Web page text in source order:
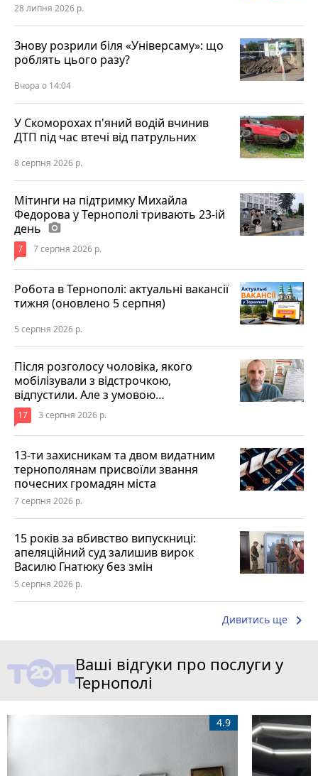
28 липня 2026 р.
Знову розрили біля «Універсаму»: що
роблять цього разу?
Вчора о 14:04
У Скоморохах п'яний водій вчинив
ДТП під час втечі від патрульних
8 серпня 2026 р.
Мітинги на підтримку Михайла
Федорова у Тернополі тривають 23-ій
день photo_camera
7 7 серпня 2026 р.
Робота в Тернополі: актуальні вакансії
тижня (оновлено 5 серпня)
5 серпня 2026 р.
Після розголосу чоловіка, якого
мобілізували з відстрочкою,
відпустили. Але з умовою…
17 3 серпня 2026 р.
13-ти захисникам та двом видатним
тернополянам присвоїли звання
почесних громадян міста
7 серпня 2026 р.
15 років за вбивство випускниці:
апеляційний суд залишив вирок
Василю Гнатюку без змін
5 серпня 2026 р.
Дивитись ще keyboard_arrow_right
Ваші відгуки про послуги у
Тернополі
4.9